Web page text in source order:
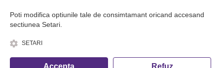
© Copyright 2026 Romfour-Tur S.R.L. J22/2961/2018
Poti modifica optiunile tale de consimtamant oricand accesand
sectiunea Setari.
SETARI
Accepta Refuz